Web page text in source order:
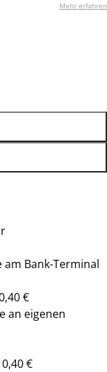
Mehr erfahren
Bank-Terminal
€
an eigenen
€